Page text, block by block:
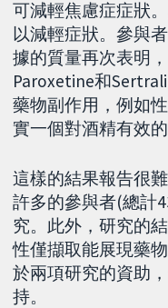
可減輕焦慮症症狀
以減輕症狀。參與
據的質量再次表明
Paroxetine和
藥物副作用，例如
實一個對酒精有效的
這樣的結果報告很
許多的參與者(總計
究。此外，研究的
性僅擷取能展現藥
於兩項研究的資助
持。